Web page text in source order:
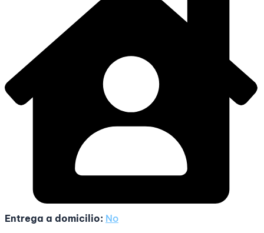
Entrega a domicilio: No